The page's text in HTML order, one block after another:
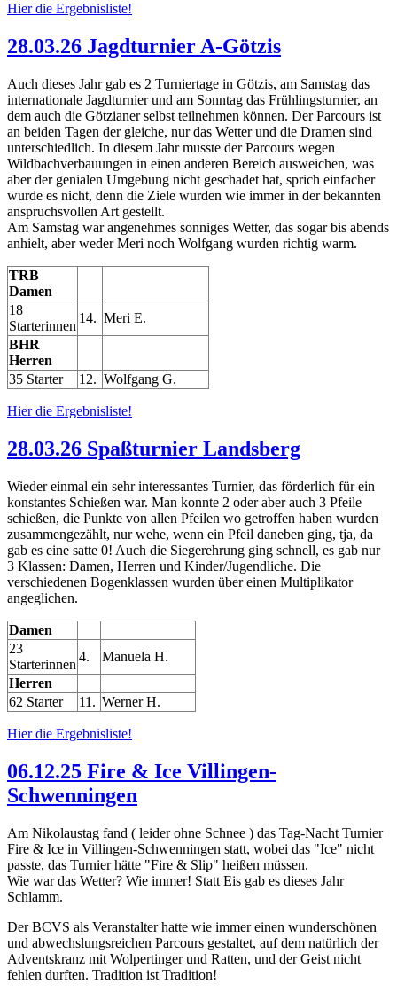
Hier die Ergebnisliste!
28.03.26 Jagdturnier A-Götzis
Auch dieses Jahr gab es 2 Turniertage in Götzis, am Samstag das
internationale Jagdturnier und am Sonntag das Frühlingsturnier, an
dem auch die Götzianer selbst teilnehmen können. Der Parcours ist
an beiden Tagen der gleiche, nur das Wetter und die Dramen sind
unterschiedlich. In diesem Jahr musste der Parcours wegen
Wildbachverbauungen in einen anderen Bereich ausweichen, was
aber der genialen Umgebung nicht geschadet hat, sprich einfacher
wurde es nicht, denn die Ziele wurden wie immer in der bekannten
anspruchsvollen Art gestellt.
Am Samstag war angenehmes sonniges Wetter, das sogar bis abends
anhielt, aber weder Meri noch Wolfgang wurden richtig warm.
TRB
Damen
18
Starterinnen
14. Meri E.
BHR
Herren
35 Starter
12. Wolfgang G.
Hier die Ergebnisliste!
28.03.26 Spaßturnier Landsberg
Wieder einmal ein sehr interessantes Turnier, das förderlich für ein
konstantes Schießen war. Man konnte 2 oder aber auch 3 Pfeile
schießen, die Punkte von allen Pfeilen wo getroffen haben wurden
zusammengezählt, nur wehe, wenn ein Pfeil daneben ging, tja, da
gab es eine satte 0! Auch die Siegerehrung ging schnell, es gab nur
3 Klassen: Damen, Herren und Kinder/Jugendliche. Die
verschiedenen Bogenklassen wurden über einen Multiplikator
angeglichen.
Damen
23
Starterinnen
4.
Manuela H.
Herren
62 Starter
11. Werner H.
Hier die Ergebnisliste!
06.12.25 Fire & Ice Villingen-
Schwenningen
Am Nikolaustag fand ( leider ohne Schnee ) das Tag-Nacht Turnier
Fire & Ice in Villingen-Schwenningen statt, wobei das "Ice" nicht
passte, das Turnier hätte "Fire & Slip" heißen müssen.
Wie war das Wetter? Wie immer! Statt Eis gab es dieses Jahr
Schlamm.
Der BCVS als Veranstalter hatte wie immer einen wunderschönen
und abwechslungsreichen Parcours gestaltet, auf dem natürlich der
Adventskranz mit Wolpertinger und Ratten, und der Geist nicht
fehlen durften. Tradition ist Tradition!